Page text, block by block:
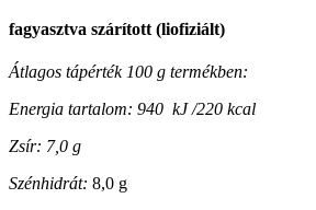
fagyasztva szárított (liofiziált)
Átlagos tápérték 100 g termékben:
Energia tartalom: 940 kJ /220 kcal
Zsír: 7,0 g
Szénhidrát: 8,0 g